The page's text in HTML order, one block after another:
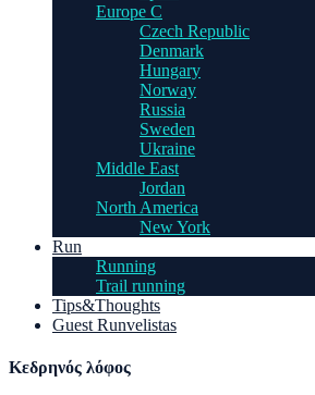
Europe C
Czech Republic
Denmark
Hungary
Norway
Russia
Sweden
Ukraine
Middle East
Jordan
North America
New York
Run
Running
Trail running
Tips&Thoughts
Guest Runvelistas
Κεδρηνός λόφος